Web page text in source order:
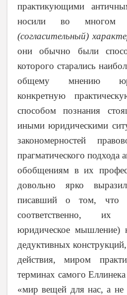
практикующими
носили во многом
(согласительный)
они обычно были
которого старались
общему мнению
конкретную
способом познания
иными юридическими
закономерностей
прагматического подхода
обобщениям в их
довольно ярко
писавший о том, что
соответственно, их
юридическое мышление)
дедуктивных
действия, миром
терминах самого
«мир вещей для нас, а